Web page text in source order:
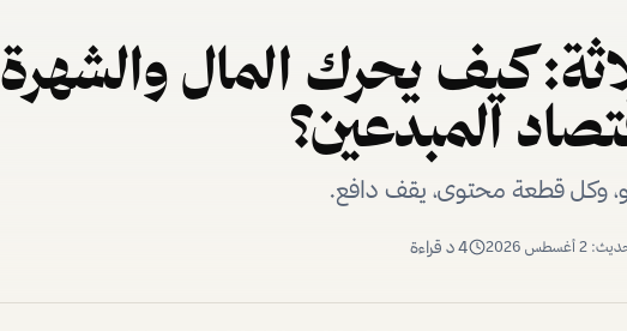
كيف يحرك المال والشهرة
المبدعين؟
وكل قطعة محتوى، يقف دافع.
2 أغسطس 2026 4د قراءة